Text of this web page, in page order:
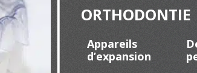
ORTHODONTIE
Appareils
d’expansion